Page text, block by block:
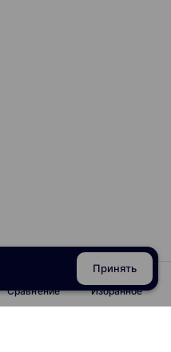
Сравнение Избранное
Принять